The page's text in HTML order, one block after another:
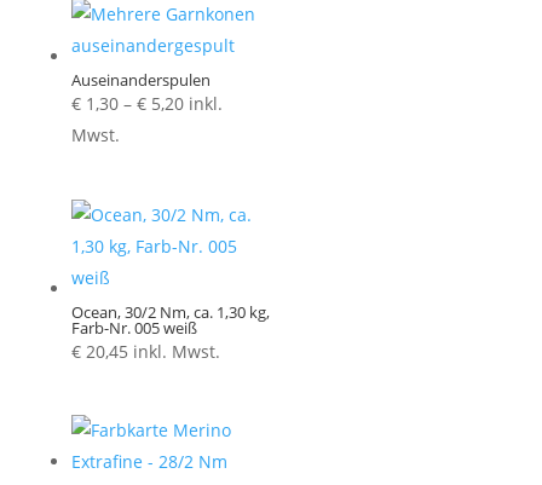
Auseinanderspulen
€1,30 – €5,20Preisspanne:
inkl.
Mwst.
Ocean, 30/2 Nm, ca. 1,30 kg,
Farb-Nr. 005 weiß
€20,45 inkl. Mwst.